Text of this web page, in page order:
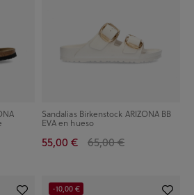
Sandalias Birkenstock ARIZONA BB
EVA en hueso
55,00 € 65,00 €
-10,00 €